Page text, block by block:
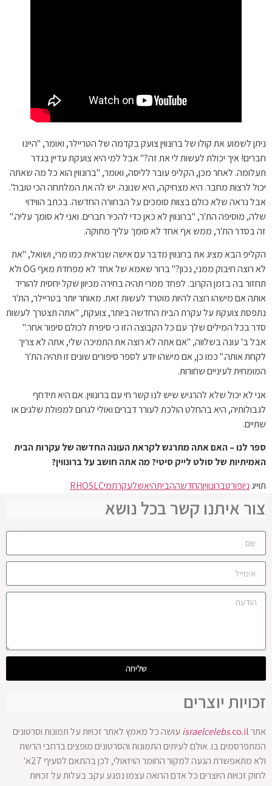
ניתן לשמוע את קולו של ברונווין צועק בקדמה של הטריילר, ואומר, "היינו
חברים! איך יכולת לעשות לי את זה?" אבל למי היא צועקת עדיין בגדר
תעלומה. לאחר מכן, הקליפ עובר לליסה, ואומר, "ברונווין הוא כל מה שאתה
יכול לרצות מחבר. היא מצחיקה, היא שנונה. יש לה את המלתחה הכי טובה".
אבל נראה שלא כולם בצוות סומכים על הבחורה החדשה. בכתב הווידוי
שלה, מוסיפה הת'ר, "ברונווין לא כאן כדי להכיר חברים. ואני לא סומך עליה."
זה בסדר הת'ר, ממש אף אחד לא סומך עליך מתוקה.
הקליפ הבא מציג את ברונווין מדבר עם אישה שנראית כמו מרי, ושואל, "את
לא רוצה חיבוק ממני, נכון?" ברור שאמא של אחד לא מפחדת מאף OG ולא
תחזור בה בזמן הקרוב. לפחד ממרי תהיה בחירה מכיוון שקל יחסית להוריד
אותה אם מישהו רוצה להיות מוטרד לעשות זאת. מאוחר יותר בטריילר, הת'ר
נתפסת צועקת על עקרת הבית החדשה ביותר, צועקת, "אתה תצטרך לעשות
סדר בכל המילים שלך עם כל הקבוצה הזו כי סיפרת לכולם סיפור אחר."
אבל ב' עונה בשלווה, "אם אתה לא רוצה את התמיכה שלי, אתה לא צריך
לקחת אותה." כמו כן, אם מישהו יודע לספר סיפורים שונים זו תהיה הת'ר
המומחית לעיניים שחורות.
אני לא יכול שלא להרגיש שיש לנו קשר חי עם ברונווין. אם היא תידחף
לגבולותיה, היא בהחלט הולכת לעורר דברים ואולי לגרום למפולת שלגים או
שתיים.
ספר לנו – האם אתה מתרגש לקראת העונה החדשה של עקרות הבית
האמיתיות של סולט לייק סיטי? מה אתה חושב על ברונווין?
תוייג ניופורטברונוויןהחדשההביתהיאשלעקרתמיRHOSLC
צור איתנו קשר בכל נושא
שליחה
זכויות יוצרים
אתר israelcelebs.co.il
עושה כל מאמץ לאתר זכויות על תמונות וסרטונים
המתפרסמים בו. אולם לעיתים התמונות והסרטונים מופצים ברחבי הרשת
ולא מתאפשרת הגעה למקור החומר הויזאולי, לכן בהתאם לסעיף 27א'
לחוק זכויות היוצרים כל אדם הרואה עצמו נפגע עקב בעלות על זכויות